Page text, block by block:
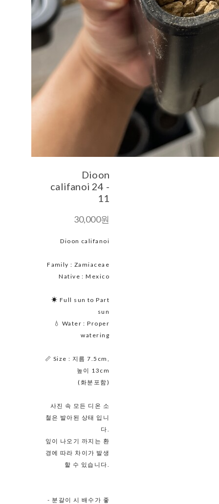
Dioon
califanoi 24 -
11
30,000원
Dioon califanoi
Family : Zamiaceae
Native : Mexico
☀ Full sun to Part
sun
💧 Water : Proper
watering
📏 Size : 지름 7.5cm,
높이 13cm
(화분포함)
사진 속 모든 디온 소
철은 발아된 상태 입니
다.
잎이 나오기 까지는 환
경에 따라 차이가 발생
할 수 있습니다.
- 분갈이 시 배수가 좋